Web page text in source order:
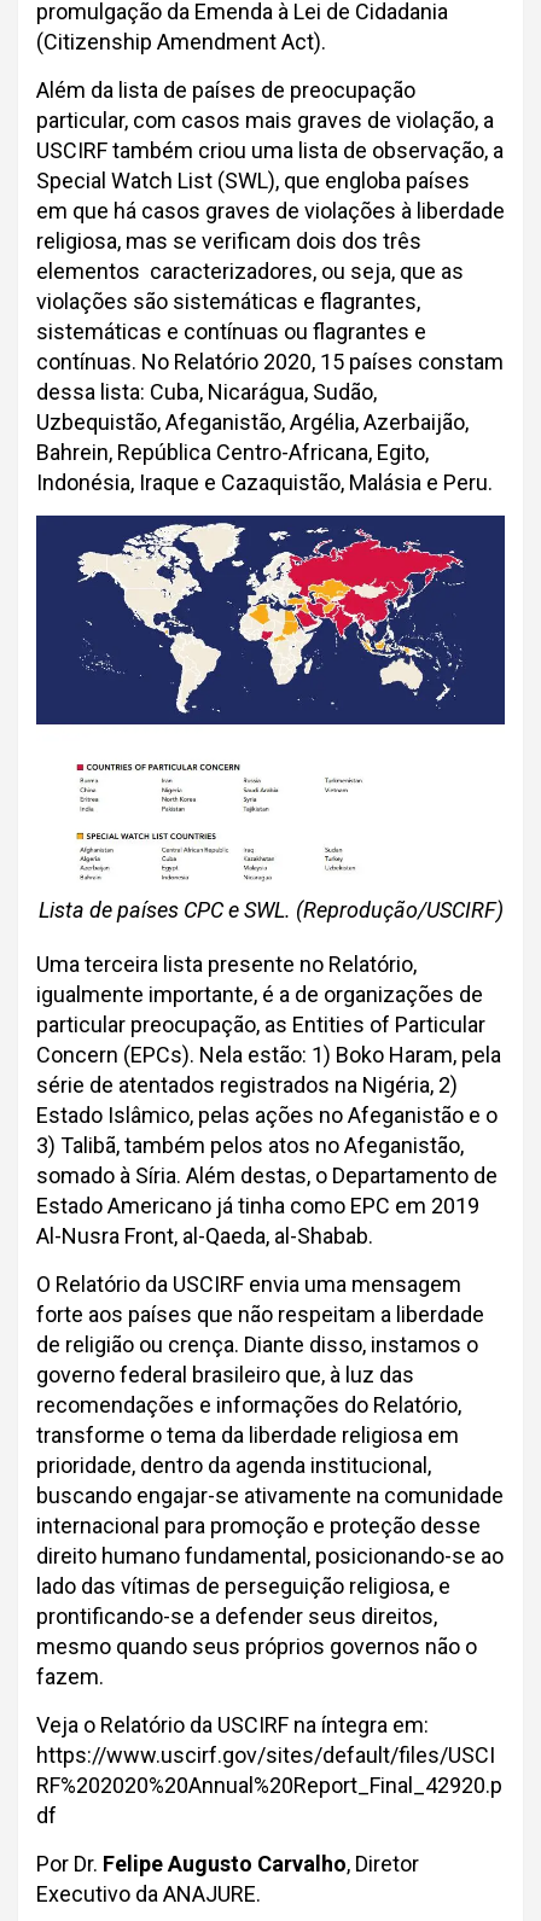
promulgação da Emenda à Lei de Cidadania
(Citizenship Amendment Act).
Além da lista de países de preocupação
particular, com casos mais graves de violação, a
USCIRF também criou uma lista de observação, a
Special Watch List (SWL), que engloba países
em que há casos graves de violações à liberdade
religiosa, mas se verificam dois dos três
elementos caracterizadores, ou seja, que as
violações são sistemáticas e flagrantes,
sistemáticas e contínuas ou flagrantes e
contínuas. No Relatório 2020, 15 países constam
dessa lista: Cuba, Nicarágua, Sudão,
Uzbequistão, Afeganistão, Argélia, Azerbaijão,
Bahrein, República Centro-Africana, Egito,
Indonésia, Iraque e Cazaquistão, Malásia e Peru.
Lista de países CPC e SWL. (Reprodução/USCIRF)
Uma terceira lista presente no Relatório,
igualmente importante, é a de organizações de
particular preocupação, as Entities of Particular
Concern (EPCs). Nela estão: 1) Boko Haram, pela
série de atentados registrados na Nigéria, 2)
Estado Islâmico, pelas ações no Afeganistão e o
3) Talibã, também pelos atos no Afeganistão,
somado à Síria. Além destas, o Departamento de
Estado Americano já tinha como EPC em 2019
Al-Nusra Front, al-Qaeda, al-Shabab.
O Relatório da USCIRF envia uma mensagem
forte aos países que não respeitam a liberdade
de religião ou crença. Diante disso, instamos o
governo federal brasileiro que, à luz das
recomendações e informações do Relatório,
transforme o tema da liberdade religiosa em
prioridade, dentro da agenda institucional,
buscando engajar-se ativamente na comunidade
internacional para promoção e proteção desse
direito humano fundamental, posicionando-se ao
lado das vítimas de perseguição religiosa, e
prontificando-se a defender seus direitos,
mesmo quando seus próprios governos não o
fazem.
Veja o Relatório da USCIRF na íntegra em:
https://www.uscirf.gov/sites/default/files/USCI
RF%202020%20Annual%20Report_Final_42920.p
df
Por Dr. Felipe Augusto Carvalho, Diretor
Executivo da ANAJURE.